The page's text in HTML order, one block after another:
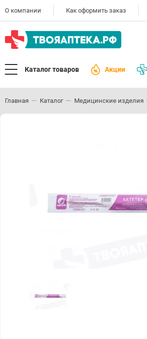
О компании Как оформить заказ
Каталог товаров Акции
Главная Каталог Медицинские изделия